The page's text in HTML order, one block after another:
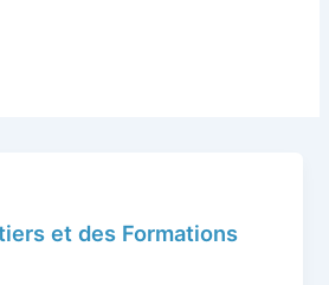
et des Formations